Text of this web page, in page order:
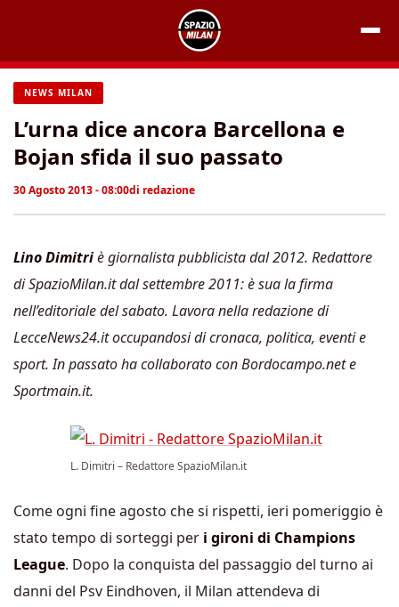
contenuto
NEWS MILAN
L’urna dice ancora Barcellona e
Bojan sfida il suo passato
30 Agosto 2013 - 08:00di redazione
Lino Dimitriè giornalista pubblicista dal 2012. Redattore
di SpazioMilan.it dal settembre 2011: è sua la firma
nell’editoriale del sabato. Lavora nella redazione di
LecceNews24.it occupandosi di cronaca, politica, eventi e
sport. In passato ha collaborato con Bordocampo.net e
Sportmain.it.
L. Dimitri – Redattore SpazioMilan.it
Come ogni fine agosto che si rispetti, ieri pomeriggio è
stato tempo di sorteggi per i gironi di Champions
League. Dopo la conquista del passaggio del turno ai
danni del Psv Eindhoven, il Milan attendeva di